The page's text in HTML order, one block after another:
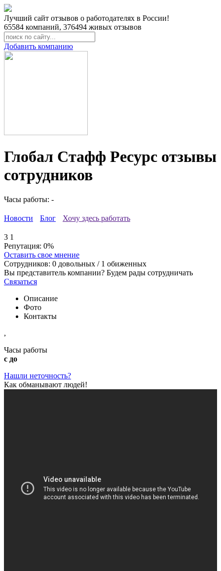
Лучший сайт отзывов о работодателях в России!
65584 компаний, 376494 живых отзывов
Добавить компанию
Глобал Стафф Ресурс отзывы
сотрудников
Часы работы: -
Новости Блог Хочу здесь работать
3 1
Репутация: 0%
Оставить свое мнение
Сотрудников: 0 довольных / 1 обиженных
Вы представитель компании? Будем рады сотрудничать
Связаться
Описание
Фото
Контакты
,
Часы работы
с до
Нашли неточность?
Как обманывают людей!